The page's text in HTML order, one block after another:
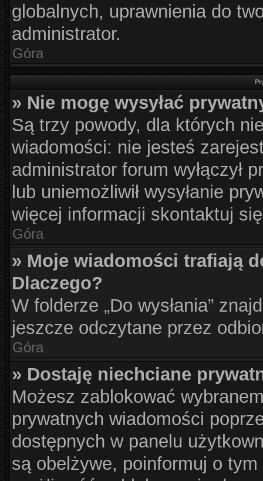
globalnych, uprawnienia do
administrator.
Góra
» Nie mogę wysyłać
Są trzy powody, dla których
wiadomości: nie jesteś
administrator forum wyłączył
lub uniemożliwił wysyłanie
więcej informacji skontaktuj
Góra
» Moje wiadomości trafiają
Dlaczego?
W folderze „Do wysłania”
jeszcze odczytane przez
Góra
» Dostaję niechciane
Możesz zablokować
prywatnych wiadomości
dostępnych w panelu
są obelżywe, poinformuj o